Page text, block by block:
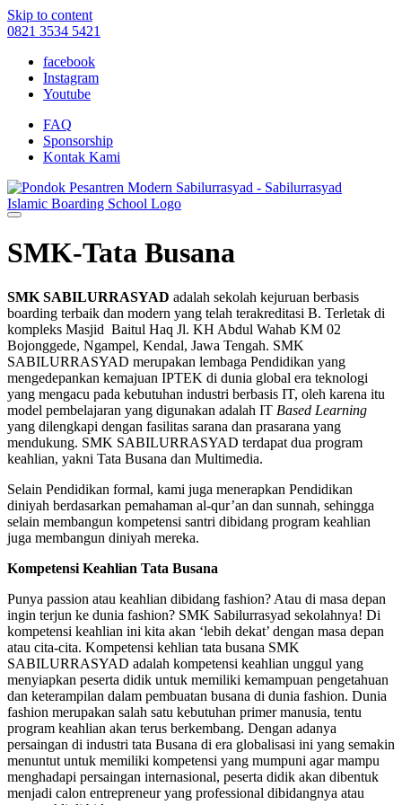
Skip to content
0821 3534 5421
facebook
Instagram
Youtube
FAQ
Sponsorship
Kontak Kami
SMK-Tata Busana
SMK SABILURRASYAD adalah sekolah kejuruan berbasis
boarding terbaik dan modern yang telah terakreditasi B. Terletak di
kompleks Masjid Baitul Haq Jl. KH Abdul Wahab KM 02
Bojonggede, Ngampel, Kendal, Jawa Tengah. SMK
SABILURRASYAD merupakan lembaga Pendidikan yang
mengedepankan kemajuan IPTEK di dunia global era teknologi
yang mengacu pada kebutuhan industri berbasis IT, oleh karena itu
model pembelajaran yang digunakan adalah IT Based Learning
yang dilengkapi dengan fasilitas sarana dan prasarana yang
mendukung. SMK SABILURRASYAD terdapat dua program
keahlian, yakni Tata Busana dan Multimedia.
Selain Pendidikan formal, kami juga menerapkan Pendidikan
diniyah berdasarkan pemahaman al-qur’an dan sunnah, sehingga
selain membangun kompetensi santri dibidang program keahlian
juga membangun diniyah mereka.
Kompetensi Keahlian Tata Busana
Punya passion atau keahlian dibidang fashion? Atau di masa depan
ingin terjun ke dunia fashion? SMK Sabilurrasyad sekolahnya! Di
kompetensi keahlian ini kita akan ‘lebih dekat’ dengan masa depan
atau cita-cita. Kompetensi kehlian tata busana SMK
SABILURRASYAD adalah kompetensi keahlian unggul yang
menyiapkan peserta didik untuk memiliki kemampuan pengetahuan
dan keterampilan dalam pembuatan busana di dunia fashion. Dunia
fashion merupakan salah satu kebutuhan primer manusia, tentu
program keahlian akan terus berkembang. Dengan adanya
persaingan di industri tata Busana di era globalisasi ini yang semakin
menuntut untuk memiliki kompetensi yang mumpuni agar mampu
menghadapi persaingan internasional, peserta didik akan dibentuk
menjadi calon entrepreneur yang professional dibidangnya atau